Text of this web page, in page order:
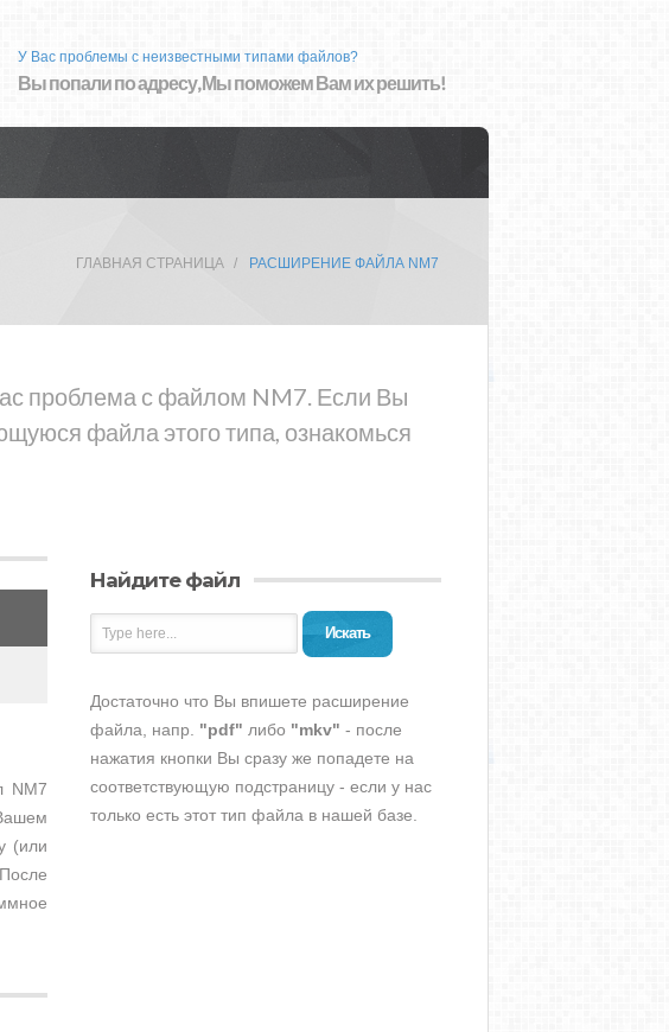
У Вас проблемы с неизвестными типами файлов?
Вы попали по адресу, Мы поможем Вам их решить!
ГЛАВНАЯ СТРАНИЦА РАСШИРЕНИЕ ФАЙЛА NM7
проблема с файлом NM7. Если Вы
файла этого типа, ознакомься
NM7
(или
Найдите файл
Искать
Достаточно что Вы впишете расширение
файла, напр. "pdf" либо "mkv" - после
нажатия кнопки Вы сразу же попадете на
соответствующую подстраницу - если у нас
только есть этот тип файла в нашей базе.